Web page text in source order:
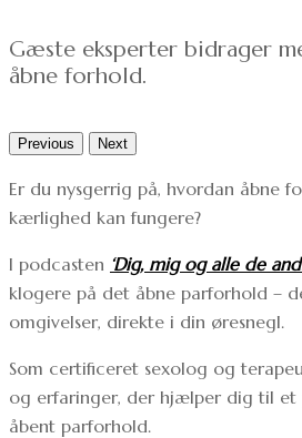
Gæste eksperter bidrager
åbne forhold.
Previous Next
Er du nysgerrig på, hvordan åbne
kærlighed kan fungere?
I podcasten ‘Dig, mig og alle de
klogere på det åbne parforhold –
omgivelser, direkte i din øresnegl.
Som certificeret sexolog og
og erfaringer, der hjælper dig til et
åbent parforhold.